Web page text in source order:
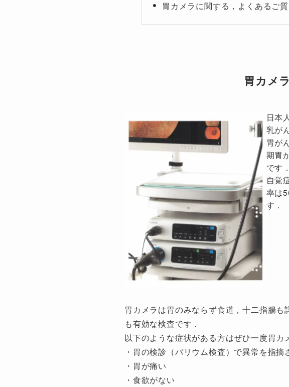
胃カメラに関する，よくあるご
胃カメ
日本
乳が
胃が
期胃
です．
自覚
率は
す．
胃カメラは胃のみならず食道，十二指腸
も有効な検査です．
以下のような症状がある方はぜひ一度胃
・胃の検診（バリウム検査）で異常を指摘
・胃が痛い
・食欲がない